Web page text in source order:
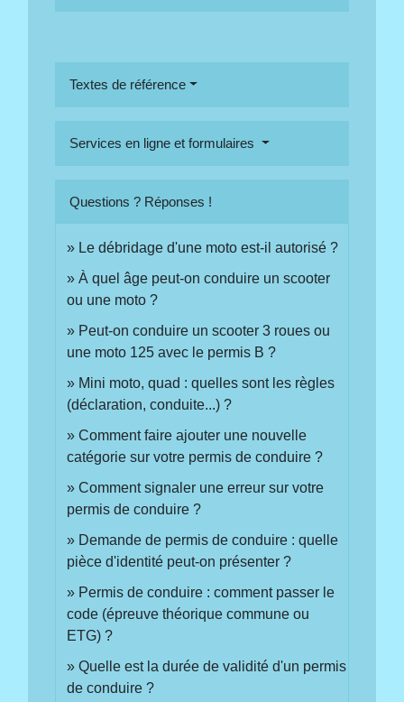
Textes de référence
Services en ligne et formulaires
Questions ? Réponses !
Le débridage d'une moto est-il autorisé ?
À quel âge peut-on conduire un scooter
ou une moto ?
Peut-on conduire un scooter 3 roues ou
une moto 125 avec le permis B ?
Mini moto, quad : quelles sont les règles
(déclaration, conduite...) ?
Comment faire ajouter une nouvelle
catégorie sur votre permis de conduire ?
Comment signaler une erreur sur votre
permis de conduire ?
Demande de permis de conduire : quelle
pièce d'identité peut-on présenter ?
Permis de conduire : comment passer le
code (épreuve théorique commune ou
ETG) ?
Quelle est la durée de validité d'un permis
de conduire ?